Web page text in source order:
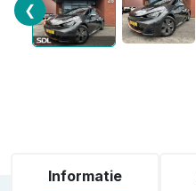
❮
Informatie